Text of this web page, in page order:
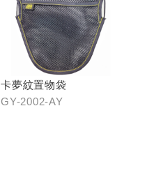
卡夢紋置物袋
GY-2002-AY